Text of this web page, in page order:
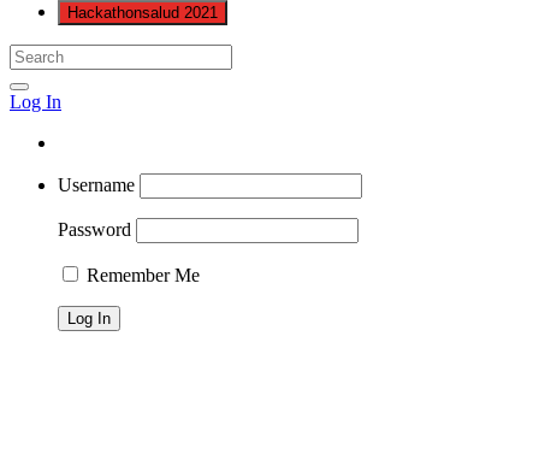
Hackathonsalud 2021
Log In
Username
Password
Remember Me